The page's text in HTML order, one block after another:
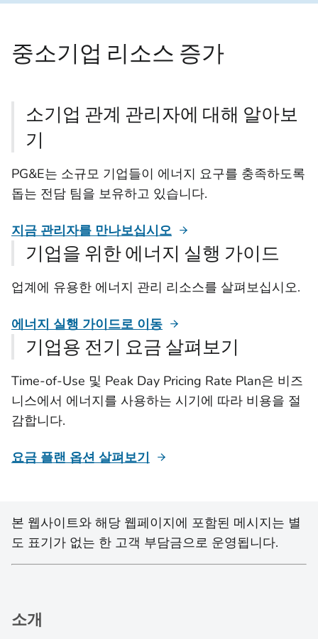
중소기업 리소스 증가
소기업 관계 관리자에 대해 알아보
기
PG&E는 소규모 기업들이 에너지 요구를 충족하도록
돕는 전담 팀을 보유하고 있습니다.
지금 관리자를 만나보십시오
기업을 위한 에너지 실행 가이드
업계에 유용한 에너지 관리 리소스를 살펴보십시오.
에너지 실행 가이드로 이동
기업용 전기 요금 살펴보기
Time-of-Use 및 Peak Day Pricing Rate Plan은 비즈
니스에서 에너지를 사용하는 시기에 따라 비용을 절
감합니다.
요금 플랜 옵션 살펴보기
본 웹사이트와 해당 웹페이지에 포함된 메시지는 별
도 표기가 없는 한 고객 부담금으로 운영됩니다.
소개